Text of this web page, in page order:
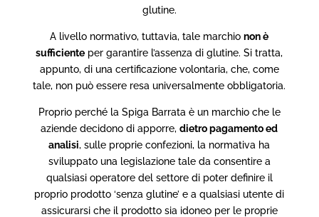
glutine.
A livello normativo, tuttavia, tale marchionon è
sufficiente per garantire l’assenza di glutine. Si tratta,
appunto, di una certificazione volontaria, che, come
tale, non può essere resa universalmente obbligatoria.
Proprio perché la Spiga Barrata è un marchio che le
aziende decidono di apporre,dietro pagamento ed
analisi, sulle proprie confezioni, la normativa ha
sviluppato una legislazione tale da consentire a
qualsiasi operatore del settore di poter definire il
proprio prodotto ‘senza glutine’ e a qualsiasi utente di
assicurarsi che il prodotto sia idoneo per le proprie